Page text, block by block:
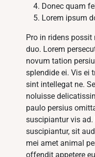
Donec quam
Lorem ipsum
Pro in ridens possit
duo. Lorem
novum tation
splendide ei. Vis ei
sint intellegat ne.
noluisse
paulo persius
suscipiantur vis
suscipiantur, sit
mei amet animal
offendit appetere